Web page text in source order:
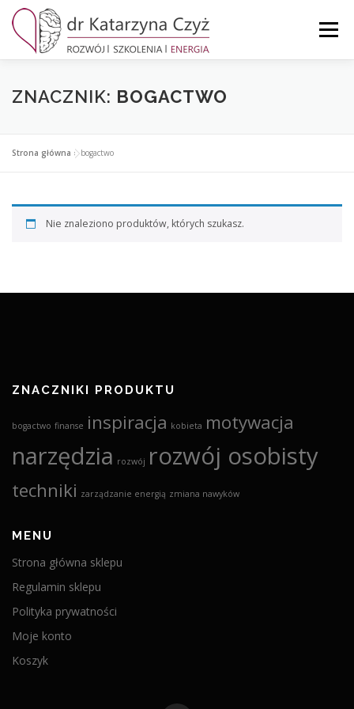
Przejdź
treści
Menu
STRONA GŁÓWNA MOJE KONTO
KONTAKT
ZNACZNIK: BOGACTWO
Strona główna »bogactwo
Nie znaleziono produktów, których szukasz.
ZNACZNIKI PRODUKTU
bogactwo finanse inspiracja kobieta motywacja
narzędzia rozwój rozwój osobisty
techniki zarządzanie energią zmiana nawyków
MENU
Strona główna sklepu
Regulamin sklepu
Polityka prywatności
Moje konto
Koszyk